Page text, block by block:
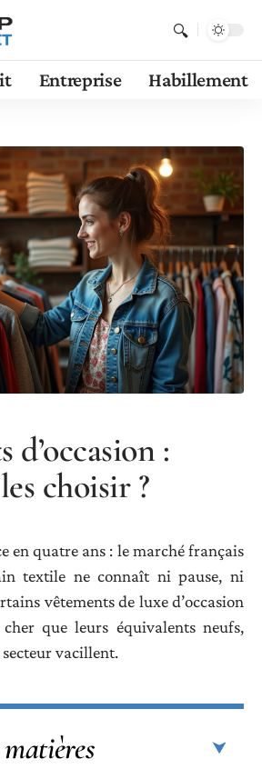
Entreprise Habillement
d’occasion :
choisir ?
en quatre ans : le marché français
textile ne connaît ni pause, ni
vêtements de luxe d’occasion
que leurs équivalents neufs,
vacillent.